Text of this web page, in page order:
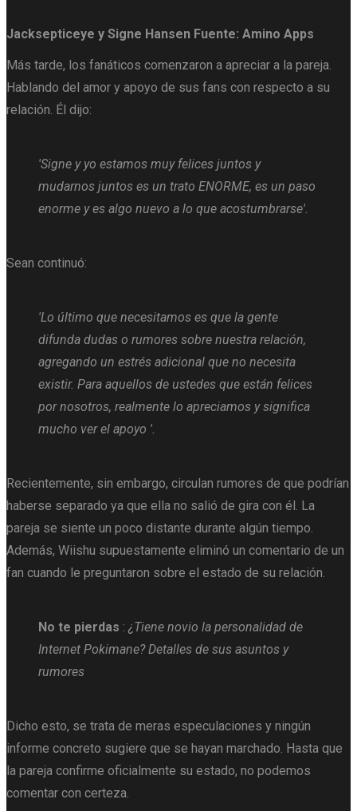
Jacksepticeye y Signe Hansen Fuente: Amino Apps
Más tarde, los fanáticos comenzaron a apreciar a la pareja.
Hablando del amor y apoyo de sus fans con respecto a su
relación. Él dijo:
'Signe y yo estamos muy felices juntos y
mudarnos juntos es un trato ENORME, es un paso
enorme y es algo nuevo a lo que acostumbrarse'.
Sean continuó:
'Lo último que necesitamos es que la gente
difunda dudas o rumores sobre nuestra relación,
agregando un estrés adicional que no necesita
existir. Para aquellos de ustedes que están felices
por nosotros, realmente lo apreciamos y significa
mucho ver el apoyo '.
Recientemente, sin embargo, circulan rumores de que podrían
haberse separado ya que ella no salió de gira con él. La
pareja se siente un poco distante durante algún tiempo.
Además, Wiishu supuestamente eliminó un comentario de un
fan cuando le preguntaron sobre el estado de su relación.
No te pierdas :¿Tiene novio la personalidad de
Internet Pokimane? Detalles de sus asuntos y
rumores
Dicho esto, se trata de meras especulaciones y ningún
informe concreto sugiere que se hayan marchado. Hasta que
la pareja confirme oficialmente su estado, no podemos
comentar con certeza.